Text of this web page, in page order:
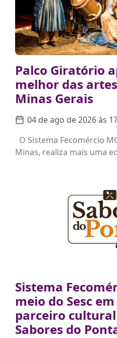
Palco Giratório
melhor das
Minas Gerais
04 de ago de 2026 às
O Sistema Fecomércio
Minas, realiza mais uma
Sistema
meio do Sesc
parceiro cultural
Sabores do